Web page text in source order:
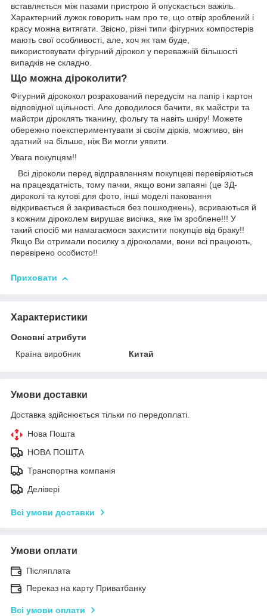
вставляється між пазами пристрою й опускається важіль.
Характерний лужок говорить нам про те, що отвір зроблений і
красу можна витягати. Звісно, різні типи фігурних компостерів
мають свої особливості, але, хоч як там буде,
використовувати фігурний дірокол у переважній більшості
випадків не складно.
Що можна діроколити?
Фігурний дірококол розрахований передусім на папір і картон
відповідної щільності. Але доводилося бачити, як майстри та
майстри діроклять тканину, фольгу та навіть шкіру! Можете
обережно поекспериментувати зі своїм дірків, можливо, він
здатний на більше, ніж Ви могли уявити.
Увага покупцям!!
Всі діроколи перед відправленням покупцеві перевіряються
на працездатність, тому пачки, якщо вони запаяні (це 3Д-
дироколі та кутові для фото, інші моделі паковання
відкривається й закривається без пошкоджень), всриваються й
з кожним діроколем вирушає висічка, яке їм зроблене!!! У
такий спосіб ми намагаємося захистити покупців від браку!!
Якщо Ви отримали посилку з діроколами, вони всі працюють,
перевірено особисто!!
Приховати
Характеристики
Основні атрибути
Країна виробник
Китай
Умови доставки
Доставка здійснюється тільки по передоплаті.
Нова Пошта
НОВА ПОШТА
Транспортна компанія
Делівері
Всі умови доставки
Умови оплати
Післяплата
Переказ на карту Приватбанку
Всі умови оплати